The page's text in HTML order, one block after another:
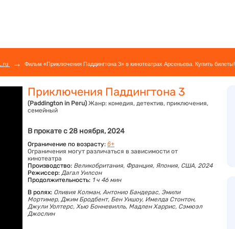
→ Фильм «Приключения Паддингтона 3» в кинотеатрах Арсеньева. Купить билеты!
Приключения Паддингтона 3
(Paddington in Peru) Жанр: комедия, детектив, приключения,
семейный
В прокате с 28 ноября, 2024
Ограничение по возрасту: 6+
Ограничения могут различаться в зависимости от
кинотеатра
Производство: Великобритания, Франция, Япония, США, 2024
Режиссер: Дагал Уилсон
Продолжительность: 1 ч 46 мин
В ролях: Оливия Колман, Антонио Бандерас, Эмили
Мортимер, Джим Бродбент, Бен Уишоу, Имелда Стонтон,
Джули Уолтерс, Хью Бонневилль, Мадлен Харрис, Сэмюэл
Джослин